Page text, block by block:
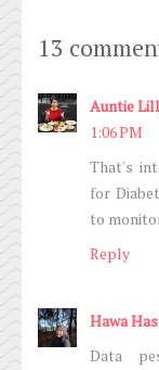
13
Auntie
1:06 PM
That's
for
to
Reply
Hawa
Data